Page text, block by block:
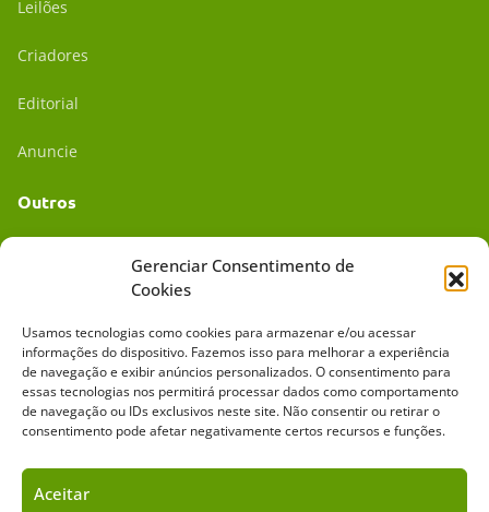
Gerenciar Consentimento de
Cookies
Usamos tecnologias como cookies para armazenar e/ou acessar
informações do dispositivo. Fazemos isso para melhorar a experiência
de navegação e exibir anúncios personalizados. O consentimento para
essas tecnologias nos permitirá processar dados como comportamento
de navegação ou IDs exclusivos neste site. Não consentir ou retirar o
consentimento pode afetar negativamente certos recursos e funções.
Aceitar
Leilões
Criadores
Editorial
Anuncie
Outros
Mídia Kit